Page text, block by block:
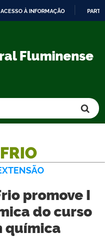
ACESSO À INFORMAÇÃO
Fluminense
promove I
do curso
química